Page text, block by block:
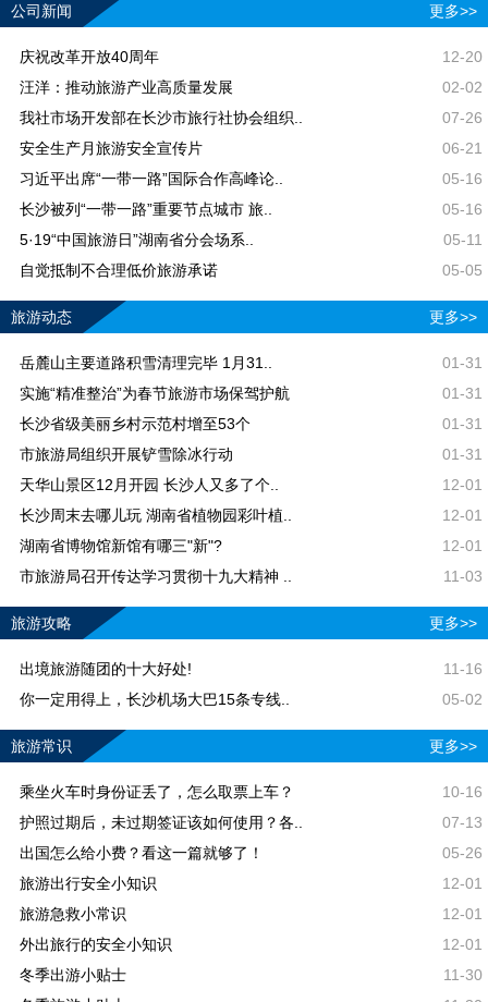
公司新闻
更多>>
庆祝改革开放40周年
12-20
汪洋：推动旅游产业高质量发展
02-02
我社市场开发部在长沙市旅行社协会组织..
07-26
安全生产月旅游安全宣传片
06-21
习近平出席“一带一路”国际合作高峰论..
05-16
长沙被列“一带一路”重要节点城市 旅..
05-16
5·19“中国旅游日”湖南省分会场系..
05-11
自觉抵制不合理低价旅游承诺
05-05
旅游动态 更多>>
岳麓山主要道路积雪清理完毕 1月31..
01-31
实施“精准整治”为春节旅游市场保驾护航
01-31
长沙省级美丽乡村示范村增至53个
01-31
市旅游局组织开展铲雪除冰行动
01-31
天华山景区12月开园 长沙人又多了个..
12-01
长沙周末去哪儿玩 湖南省植物园彩叶植..
12-01
湖南省博物馆新馆有哪三"新"?
12-01
市旅游局召开传达学习贯彻十九大精神 ..
11-03
旅游攻略 更多>>
出境旅游随团的十大好处!
11-16
你一定用得上，长沙机场大巴15条专线..
05-02
旅游常识 更多>>
乘坐火车时身份证丢了，怎么取票上车？
10-16
护照过期后，未过期签证该如何使用？各..
07-13
出国怎么给小费？看这一篇就够了！
05-26
旅游出行安全小知识
12-01
旅游急救小常识
12-01
外出旅行的安全小知识
12-01
冬季出游小贴士
11-30